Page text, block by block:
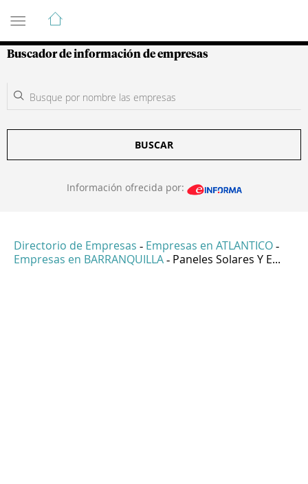
Guía de Empresas Colombianas
Buscador de información de empresas
BUSCAR
Información ofrecida por:
Directorio de Empresas - Empresas en ATLANTICO -
Empresas en BARRANQUILLA - Paneles Solares Y E...